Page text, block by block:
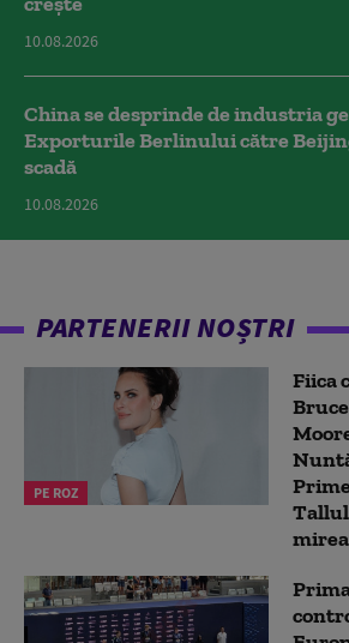
10.08.2026
China se desprinde de industria
Exporturile Berlinului către
scadă
10.08.2026
PARTENERII NOȘTRI
PE ROZ
Fiica